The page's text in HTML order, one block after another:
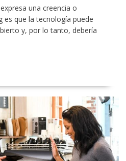
una creencia o
es que la tecnología puede
y, por lo tanto, debería